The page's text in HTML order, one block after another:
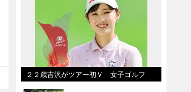
２２歳吉沢がツアー初Ｖ 女子ゴルフ